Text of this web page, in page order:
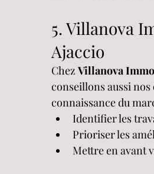
5. Villanova
Ajaccio
Chez Villanova
conseillons aussi
connaissance du
Identifier les
Prioriser les
Mettre en avant